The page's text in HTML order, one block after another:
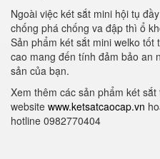
Ngoài việc két sắt mini hội tụ
chống phá chống va đập thì ổ
Sản phẩm két sắt mini welko
cao mang đến tính đảm bảo an
sản của bạn.
Xem thêm các sản phẩm két sắt
website www.ketsatcaocap.vn
hotline 0982770404